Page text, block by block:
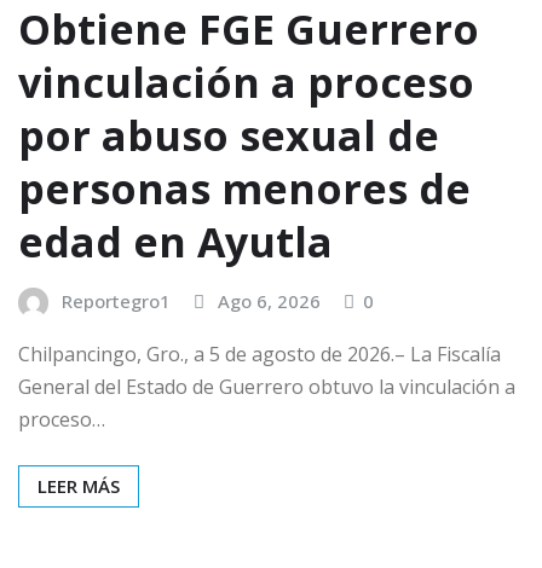
Obtiene FGE Guerrero
vinculación a proceso
por abuso sexual de
personas menores de
edad en Ayutla
Reportegro1 Ago 6, 2026 0
Chilpancingo, Gro., a 5 de agosto de 2026.– La Fiscalía
General del Estado de Guerrero obtuvo la vinculación a
proceso…
LEER MÁS